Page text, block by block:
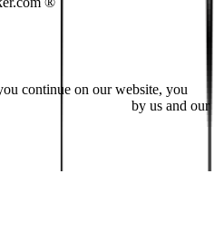
continue on our website, you
by us and our